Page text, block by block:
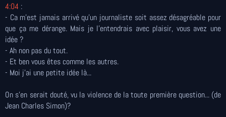
4:04 :
- Ca m'est jamais arrivé qu'un journaliste soit assez désagréable pour
que ça me dérange. Mais je l'entendrais avec plaisir, vous avez une
idée ?
- Ah non pas du tout.
- Et ben vous êtes comme les autres.
- Moi j'ai une petite idée là...
On s'en serait douté, vu la violence de la toute première question... (de
Jean Charles Simon)?